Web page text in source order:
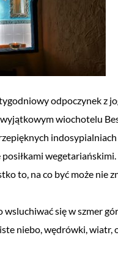
odpoczynek z
wiochotelu
posiłkami wegetariańskimi.
to, na co być może nie
wsluchiwać się w szmer
niebo, wędrówki,